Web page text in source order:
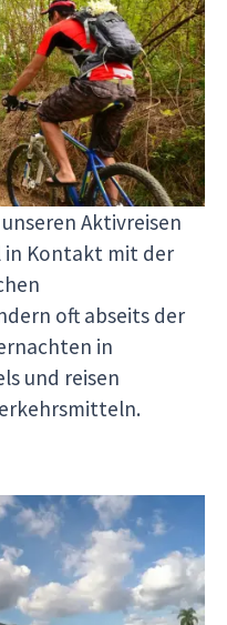
aktiv durch
Büros vor Ort
und können
Leistungs-
Aktivreisen
in Kontakt mit der
oft abseits der
in
und reisen
Sie auf
Sie ein-